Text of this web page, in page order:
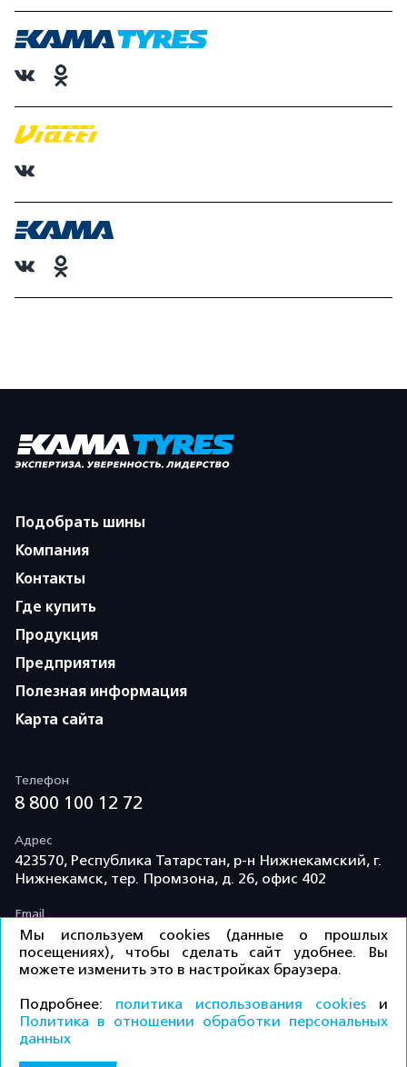
Подобрать шины
Компания
Контакты
Где купить
Продукция
Предприятия
Полезная информация
Карта сайта
Телефон
8 800 100 12 72
Адрес
423570, Республика Татарстан, р-н Нижнекамский, г.
Нижнекамск, тер. Промзона, д. 26, офис 402
Email
info@td-kama.com
©ООО «Торговый дом «Кама» 2026 / Все права
защищены.
Политика конфиденциальности
Мы используем cookies (данные о прошлых
посещениях), чтобы сделать сайт удобнее. Вы
можете изменить это в настройках браузера.
Подробнее: политика использования cookies и
Политика в отношении обработки персональных
данных